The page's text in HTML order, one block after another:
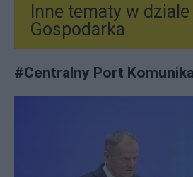
Inne tematy w dziale
Gospodarka
#Centralny Port